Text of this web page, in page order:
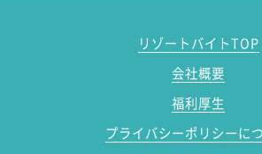
リゾートバイトTOP
会社概要
福利厚生
プライバシーポリシーに